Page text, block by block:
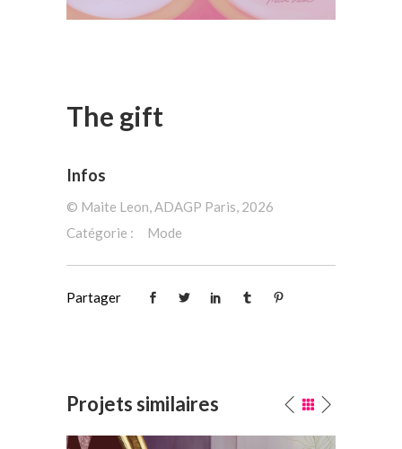
The gift
Infos
©️ Maite Leon, ADAGP Paris, 2026
Catégorie :
Mode
Partager
Projets similaires